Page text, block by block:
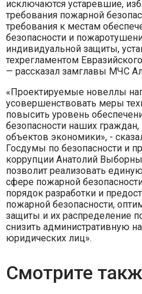
исключаются устаревшие,
требования пожарной
требования к местам
безопасности и
индивидуальной защиты,
техрегламентом
— рассказал замглавы МЧС
«Проектируемые новеллы
усовершенствовать меры
повысить уровень
безопасности наших
объектов экономики», -
Госдумы по безопасности и
коррупции Анатолий
позволит реализовать
сфере пожарной
порядок разработки и
пожарной безопасности,
защиты и их распределение
снизить административную
юридических лиц».
Смотрите